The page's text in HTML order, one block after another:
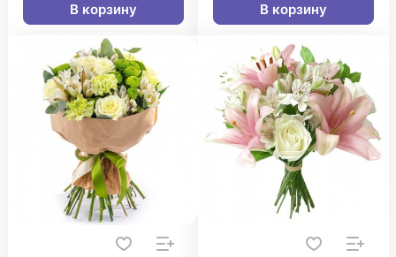
В корзину В корзину